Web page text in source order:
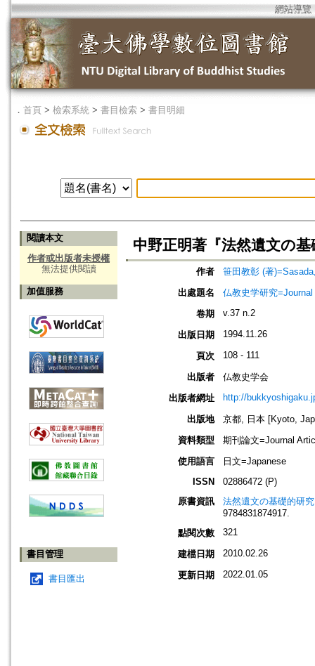
網站導覽
． 首頁 > 檢索系統 > 書目檢索 > 書目明細
閱讀本文
作者或出版者未授權
無法提供閱讀
加值服務
書目管理
書目匯出
中野正明著『法然遺文の
作者
笹田教彰 (著
出處題名
仏教史学研究
卷期
v.37 n.2
出版日期 1994.11.26
頁次 108 - 111
出版者
仏教史学会
出版者網址
http://
出版地
京都, 日本 [Kyoto,
資料類型
期刊論文=Journal
使用語言
日文=Japanese
ISSN
02886472 (P)
原書資訊
法然遺文の基礎的研究
9784831874917.
點閱次數
321
建檔日期 2010.02.26
更新日期 2022.01.05